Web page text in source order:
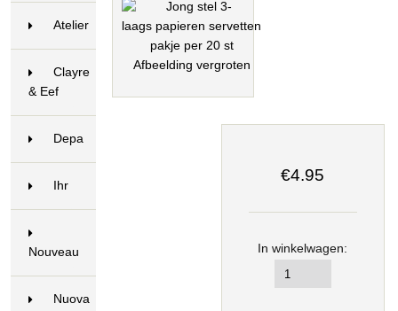
Atelier
Clayre
& Eef
Depa
Ihr
Nouveau
Nuova
Afbeelding vergroten
€4.95